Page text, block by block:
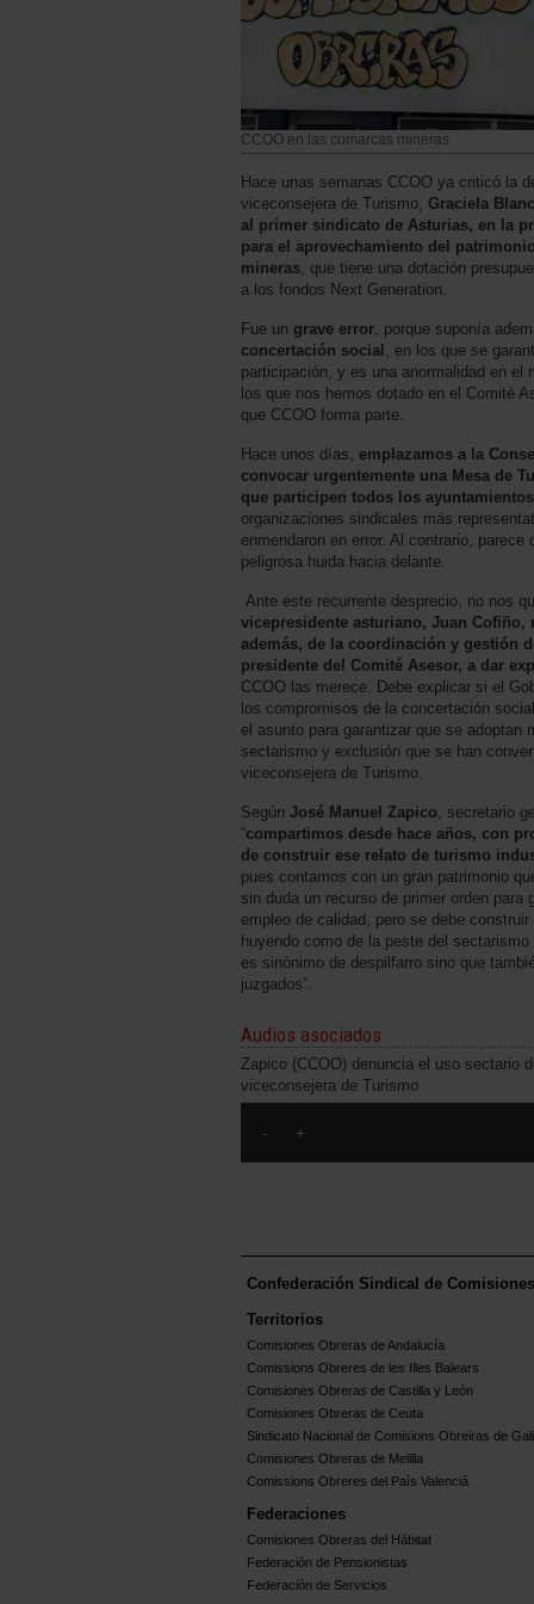
CCOO en las comarcas mineras
Hace unas semanas CCOO ya criticó la
viceconsejera de Turismo, Graciela
al primer sindicato de Asturias, en la
para el aprovechamiento del
mineras , que tiene una dotación
a los fondos Next Generation.
Fue un grave error , porque suponía
concertación social
, en los que se
participación, y es una anormalidad en el
los que nos hemos dotado en el Comité
que CCOO forma parte.
Hace unos días, emplazamos a la
convocar urgentemente una Mesa de
que participen todos los
organizaciones sindicales más
enmendaron en error. Al contrario, parece
peligrosa huida hacia delante.
Ante este recurrente desprecio, no nos
vicepresidente asturiano, Juan
además, de la coordinación y gestión
presidente del Comité Asesor, a dar
CCOO las merece. Debe explicar si el
los compromisos de la concertación
el asunto para garantizar que se adoptan
sectarismo y exclusión que se han
viceconsejera de Turismo.
Según José Manuel Zapico , secretario
“compartimos desde hace años, con
de construir ese relato de turismo
pues contamos con un gran patrimonio
sin duda un recurso de primer orden para
empleo de calidad, pero se debe
huyendo como de la peste del
es sinónimo de despilfarro sino que
juzgados”.
Audios asociados
Zapico (CCOO) denuncia el uso sectario
viceconsejera de Turismo
Confederación Sindical de
Territorios
Comisiones Obreras de Andalucía
Comissions Obreres de les Illes Balears
Comisiones Obreras de Castilla y León
Comisiones Obreras de Ceuta
Sindicato Nacional de Comisions Obreiras de
Comisiones Obreras de Melilla
Comissions Obreres del Paìs Valenciá
Federaciones
Comisiones Obreras del Hábitat
Federación de Pensionistas
Federación de Servicios